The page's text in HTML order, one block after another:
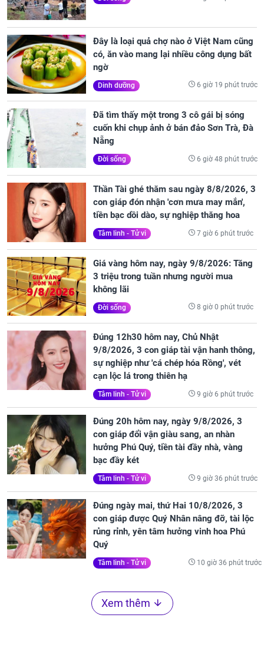
Đây là loại quả chợ nào ở Việt Nam cũng
có, ăn vào mang lại nhiều công dụng bất
ngờ
Dinh dưỡng 6 giờ 19 phút trước
Đã tìm thấy một trong 3 cô gái bị sóng
cuốn khi chụp ảnh ở bán đảo Sơn Trà, Đà
Nẵng
Đời sống 6 giờ 48 phút trước
Thần Tài ghé thăm sau ngày 8/8/2026, 3
con giáp đón nhận 'cơn mưa may mắn',
tiền bạc dồi dào, sự nghiệp thăng hoa
Tâm linh - Tử vi 7 giờ 6 phút trước
Giá vàng hôm nay, ngày 9/8/2026: Tăng
3 triệu trong tuần nhưng người mua
không lãi
Đời sống 8 giờ 0 phút trước
Đúng 12h30 hôm nay, Chủ Nhật
9/8/2026, 3 con giáp tài vận hanh thông,
sự nghiệp như 'cá chép hóa Rồng', vét
cạn lộc lá trong thiên hạ
Tâm linh - Tử vi 9 giờ 6 phút trước
Đúng 20h hôm nay, ngày 9/8/2026, 3
con giáp đổi vận giàu sang, an nhàn
hưởng Phú Quý, tiền tài đầy nhà, vàng
bạc đầy két
Tâm linh - Tử vi 9 giờ 36 phút trước
Đúng ngày mai, thứ Hai 10/8/2026, 3
con giáp được Quý Nhân nâng đỡ, tài lộc
rủng rỉnh, yên tâm hưởng vinh hoa Phú
Quý
Tâm linh - Tử vi 10 giờ 36 phút trước
Xem thêm